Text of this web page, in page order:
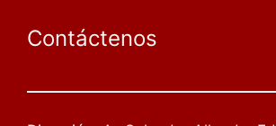
Contáctenos